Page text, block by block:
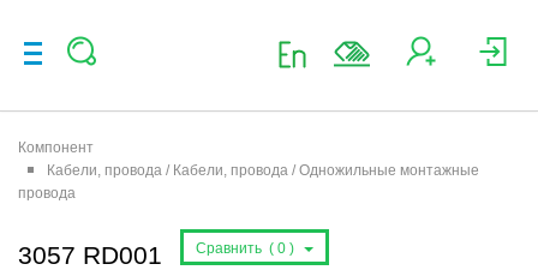
Компонент
Кабели, провода / Кабели, провода / Одножильные монтажные
провода
3057 RD001 Сравнить ( 0 )